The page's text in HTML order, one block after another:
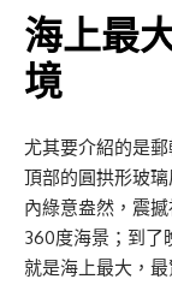
海上最
境
尤其要介紹的是
頂部的圓拱形玻
內綠意盎然，震
360度海景；到了
就是海上最大，